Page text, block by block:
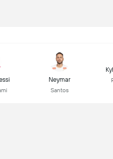
Neymar
Santos